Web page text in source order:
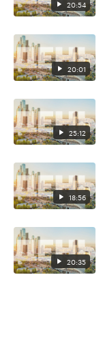
20:54
20:01
25:12
18:56
20:35